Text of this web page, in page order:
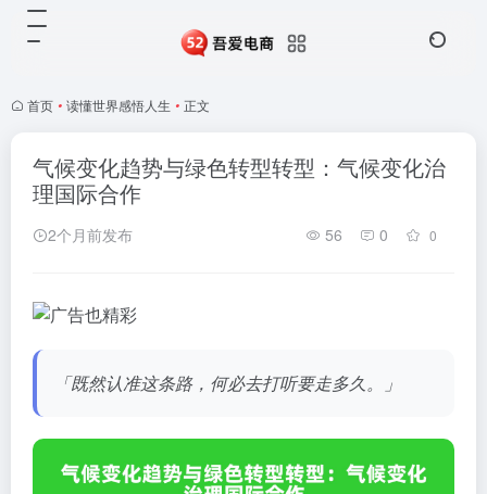
首页 • 读懂世界感悟人生 • 正文
气候变化趋势与绿色转型转型：气候变化治
理国际合作
2个月前发布 56 0 0
「既然认准这条路，何必去打听要走多久。」